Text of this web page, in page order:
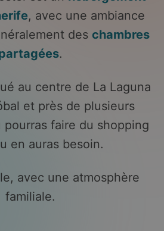
, avec une ambiance
des chambres
.
au centre de La Laguna
et près de plusieurs
faire du shopping
en auras besoin.
avec une atmosphère
familiale.